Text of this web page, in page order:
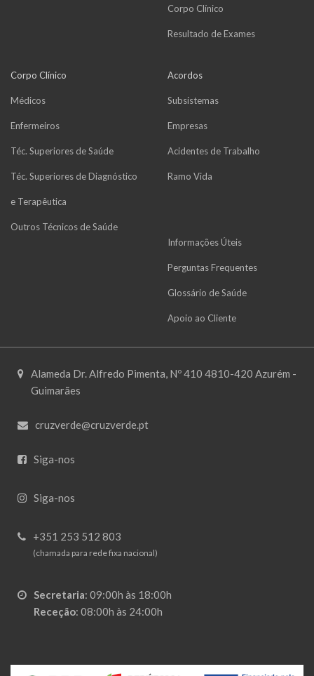
Corpo Clínico
Resultado de Exames
Corpo Clínico
Médicos
Enfermeiros
Téc. Superiores de Saúde
Téc. Superiores de Diagnóstico
e Terapêutica
Outros Técnicos de Saúde
Acordos
Subsistemas
Empresas
Acidentes de Trabalho
Ramo Vida
Informações Úteis
Perguntas Frequentes
Glossário de Saúde
Apoio ao Cliente
Alameda Dr. Alfredo Pimenta, Nº 410 4810-420 Azurém -
Guimarães
cruzverde@cruzverde.pt
Siga-nos
Siga-nos
+351 253 512 803
(chamada para rede fixa nacional)
Secretaria: 09:00h às 18:00h
Receção: 08:00h às 24:00h